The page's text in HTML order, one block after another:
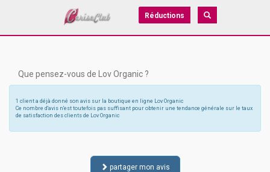
Réductions
Que pensez-vous de Lov Organic ?
1 client a déjà donné son avis sur la boutique en ligne Lov Organic
Ce nombre d'avis n'est toutefois pas suffisant pour obtenir une tendance générale sur le taux
de satisfaction des clients de Lov Organic
partager mon avis